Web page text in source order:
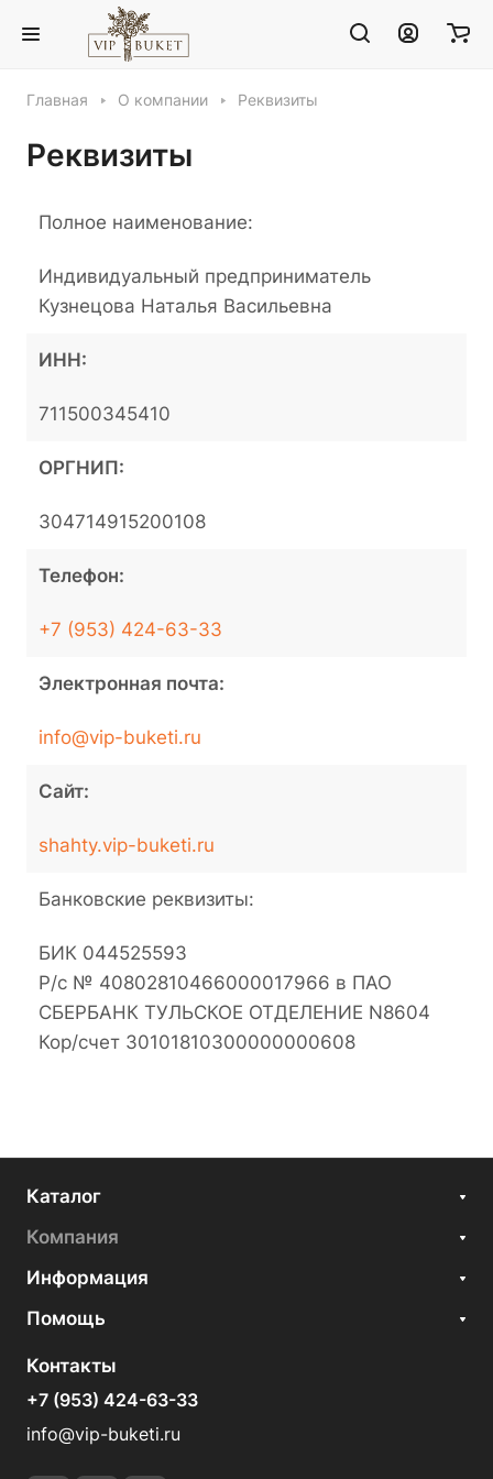
Главная О компании Реквизиты
Реквизиты
Полное наименование:
Индивидуальный предприниматель
Кузнецова Наталья Васильевна
ИНН:
711500345410
ОРГНИП:
304714915200108
Телефон:
+7 (953) 424-63-33
Электронная почта:
info@vip-buketi.ru
Сайт:
shahty.vip-buketi.ru
Банковские реквизиты:
БИК 044525593
Р/с № 40802810466000017966 в ПАО
СБЕРБАНК ТУЛЬСКОЕ ОТДЕЛЕНИЕ N8604
Кор/счет 30101810300000000608
Каталог
Компания
Информация
Помощь
Контакты
+7 (953) 424-63-33
info@vip-buketi.ru